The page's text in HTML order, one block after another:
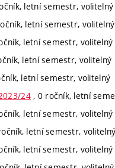
letní semestr, volitelný
letní semestr, volitelný
letní semestr, volitelný
letní semestr, volitelný
letní semestr, volitelný
24, 0 ročník, letní
letní semestr, volitelný
letní semestr, volitelný
letní semestr, volitelný